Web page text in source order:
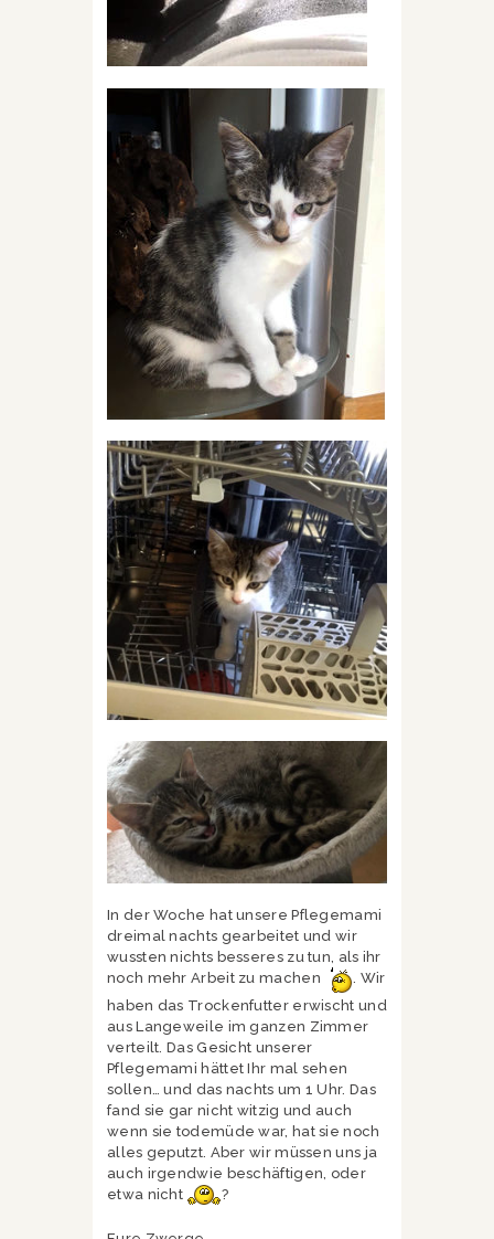
In der Woche hat unsere Pflegemami
dreimal nachts gearbeitet und wir
wussten nichts besseres zu tun, als ihr
noch mehr Arbeit zu machen
. Wir
haben das Trockenfutter erwischt und
aus Langeweile im ganzen Zimmer
verteilt. Das Gesicht unserer
Pflegemami hättet Ihr mal sehen
sollen… und das nachts um 1 Uhr. Das
fand sie gar nicht witzig und auch
wenn sie todemüde war, hat sie noch
alles geputzt. Aber wir müssen uns ja
auch irgendwie beschäftigen, oder
etwa nicht
?